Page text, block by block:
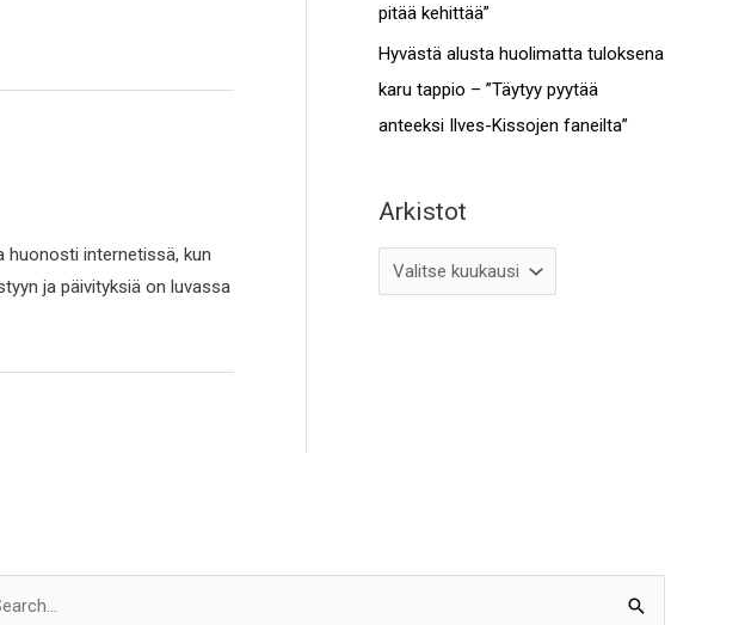
huonosti internetissä, kun
ja päivityksiä on luvassa
pitää kehittää”
Hyvästä alusta huolimatta tuloksena
karu tappio – ”Täytyy pyytää
anteeksi Ilves-Kissojen faneilta”
Arkistot